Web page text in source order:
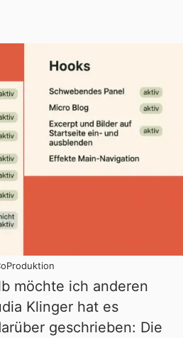
möchte ich anderen
Klinger hat es
geschrieben: Die